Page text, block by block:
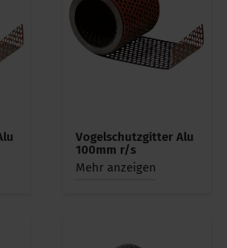
Vogelschutzgitter Alu
100mm r/s
Mehr anzeigen